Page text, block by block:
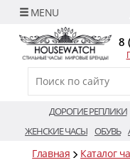
8
ДОРОГИЕ РЕПЛИКИ
ЖЕНСКИЕ ЧАСЫ ОБУВЬ
Главная Каталог